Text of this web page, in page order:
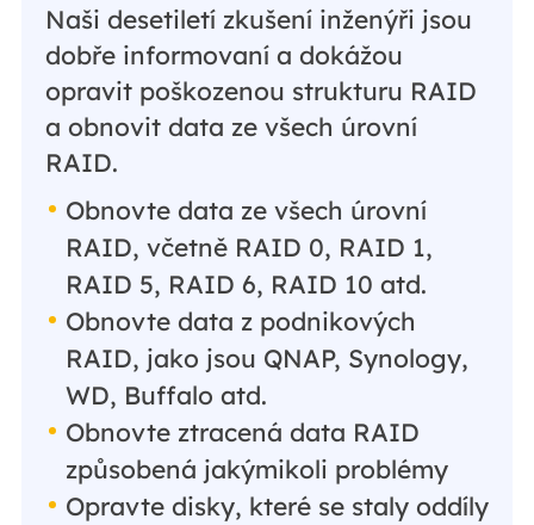
Naši desetiletí zkušení inženýři jsou
dobře informovaní a dokážou
opravit poškozenou strukturu RAID
a obnovit data ze všech úrovní
RAID.
Obnovte data ze všech úrovní
RAID, včetně RAID 0, RAID 1,
RAID 5, RAID 6, RAID 10 atd.
Obnovte data z podnikových
RAID, jako jsou QNAP, Synology,
WD, Buffalo atd.
Obnovte ztracená data RAID
způsobená jakýmikoli problémy
Opravte disky, které se staly oddíly